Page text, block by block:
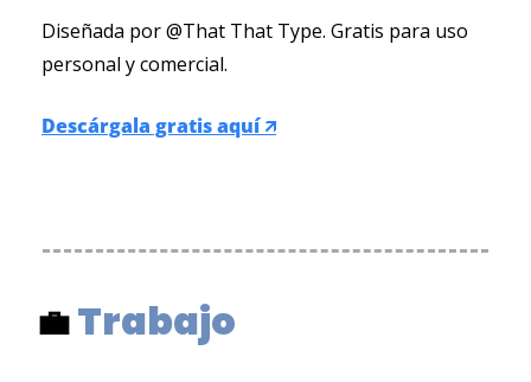
Diseñada por @That That Type. Gratis para uso
personal y comercial.
Descárgala gratis aquí 🡭
💼Trabajo